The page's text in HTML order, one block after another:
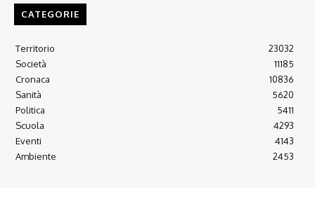
CATEGORIE
Territorio
23032
Società
11185
Cronaca
10836
Sanità
5620
Politica
5411
Scuola
4293
Eventi
4143
Ambiente
2453